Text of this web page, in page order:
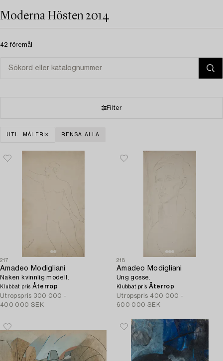
Moderna Hösten 2014
42 föremål
Filter
UTL. MÅLERI RENSA ALLA
217
Amadeo Modigliani
Naken kvinnlig modell.
Klubbat pris Återrop
Utropspris 300 000 -
400 000 SEK
218
Amadeo Modigliani
Ung gosse.
Klubbat pris Återrop
Utropspris 400 000 -
600 000 SEK